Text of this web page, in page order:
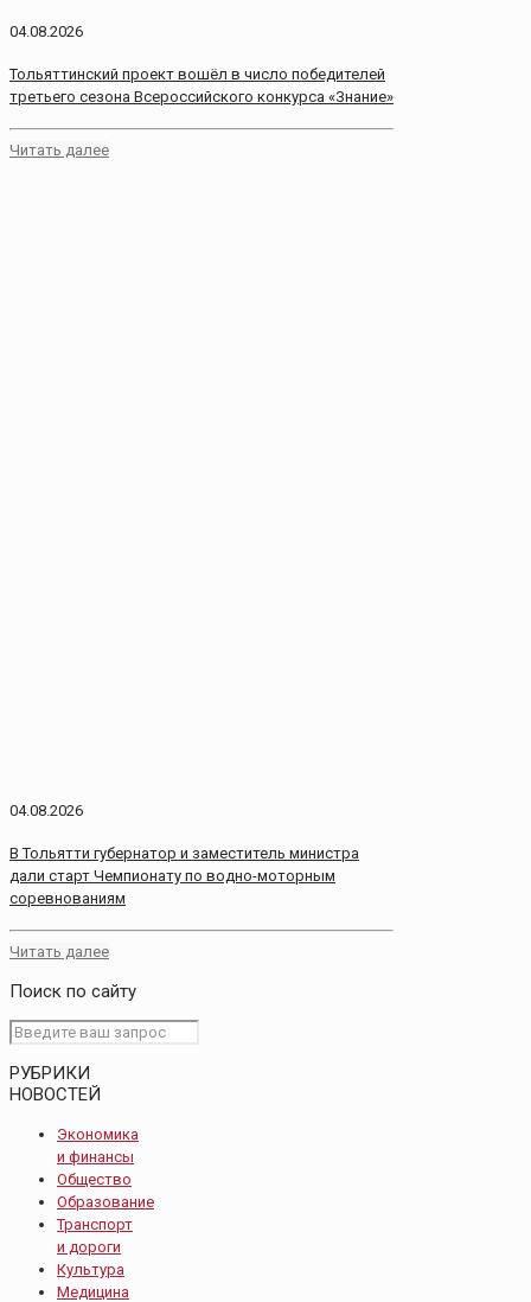
04.08.2026
Тольяттинский проект вошёл в число победителей
третьего сезона Всероссийского конкурса «Знание»
Читать далее
04.08.2026
В Тольятти губернатор и заместитель министра
дали старт Чемпионату по водно-моторным
соревнованиям
Читать далее
Поиск по сайту
РУБРИКИ
НОВОСТЕЙ
Экономика
и финансы
Общество
Образование
Транспорт
и дороги
Культура
Медицина